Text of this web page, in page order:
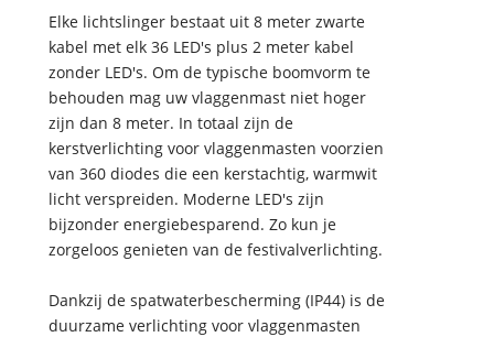
Elke lichtslinger bestaat uit 8 meter zwarte
kabel met elk 36 LED's plus 2 meter kabel
zonder LED's. Om de typische boomvorm te
behouden mag uw vlaggenmast niet hoger
zijn dan 8 meter. In totaal zijn de
kerstverlichting voor vlaggenmasten voorzien
van 360 diodes die een kerstachtig, warmwit
licht verspreiden. Moderne LED's zijn
bijzonder energiebesparend. Zo kun je
zorgeloos genieten van de festivalverlichting.
Dankzij de spatwaterbescherming (IP44) is de
duurzame verlichting voor vlaggenmasten